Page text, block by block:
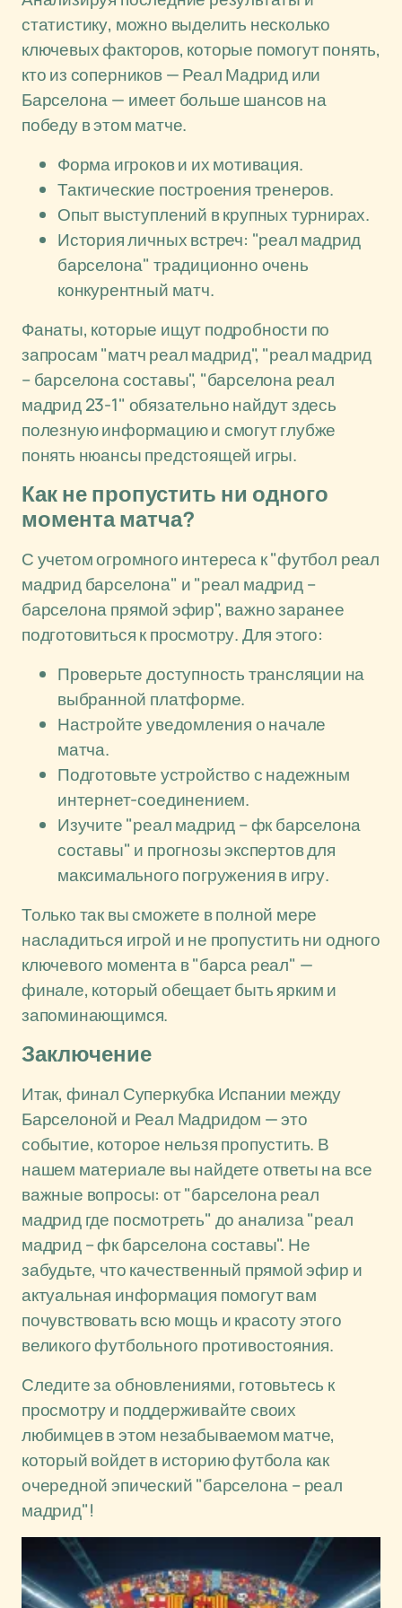
статистику, можно выделить несколько
ключевых факторов, которые помогут понять,
кто из соперников — Реал Мадрид или
Барселона — имеет больше шансов на
победу в этом матче.
Форма игроков и их мотивация.
Тактические построения тренеров.
Опыт выступлений в крупных турнирах.
История личных встреч: "реал мадрид
барселона" традиционно очень
конкурентный матч.
Фанаты, которые ищут подробности по
запросам "матч реал мадрид", "реал мадрид
– барселона составы", "барселона реал
мадрид 23-1" обязательно найдут здесь
полезную информацию и смогут глубже
понять нюансы предстоящей игры.
Как не пропустить ни одного
момента матча?
С учетом огромного интереса к "футбол реал
мадрид барселона" и "реал мадрид –
барселона прямой эфир", важно заранее
подготовиться к просмотру. Для этого:
Проверьте доступность трансляции на
выбранной платформе.
Настройте уведомления о начале
матча.
Подготовьте устройство с надежным
интернет-соединением.
Изучите "реал мадрид – фк барселона
составы" и прогнозы экспертов для
максимального погружения в игру.
Только так вы сможете в полной мере
насладиться игрой и не пропустить ни одного
ключевого момента в "барса реал" —
финале, который обещает быть ярким и
запоминающимся.
Заключение
Итак, финал Суперкубка Испании между
Барселоной и Реал Мадридом — это
событие, которое нельзя пропустить. В
нашем материале вы найдете ответы на все
важные вопросы: от "барселона реал
мадрид где посмотреть" до анализа "реал
мадрид – фк барселона составы". Не
забудьте, что качественный прямой эфир и
актуальная информация помогут вам
почувствовать всю мощь и красоту этого
великого футбольного противостояния.
Следите за обновлениями, готовьтесь к
просмотру и поддерживайте своих
любимцев в этом незабываемом матче,
который войдет в историю футбола как
очередной эпический "барселона – реал
мадрид"!